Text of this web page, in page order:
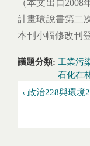
（本文出自
計畫環說書第二
本刊小幅修改刊登
議題分類: 工業污
石化在
‹ 政治228與環境